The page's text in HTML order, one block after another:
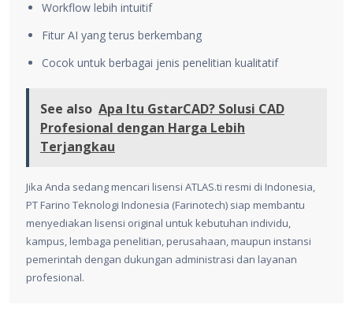
Workflow lebih intuitif
Fitur AI yang terus berkembang
Cocok untuk berbagai jenis penelitian kualitatif
See also Apa Itu GstarCAD? Solusi CAD
Profesional dengan Harga Lebih
Terjangkau
Jika Anda sedang mencari lisensi ATLAS.ti resmi di Indonesia,
PT Farino Teknologi Indonesia (Farinotech) siap membantu
menyediakan lisensi original untuk kebutuhan individu,
kampus, lembaga penelitian, perusahaan, maupun instansi
pemerintah dengan dukungan administrasi dan layanan
profesional.